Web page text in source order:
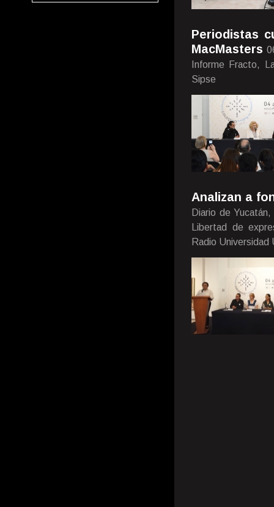
Periodistas
MacMasters
Informe Fracto,
Sipse
Analizan a
Diario de
Libertad de
Radio Universidad